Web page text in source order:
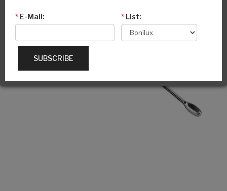
* E-Mail: * List:
SUBSCRIBE